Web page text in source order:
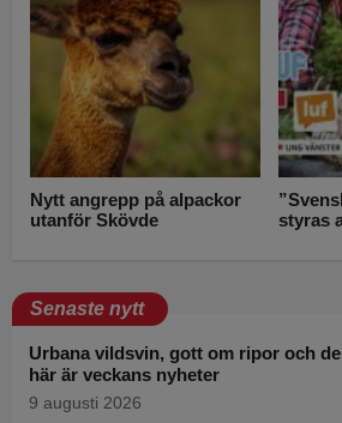
Nytt angrepp på alpackor
utanför Skövde
styras
Senaste nytt
Urbana vildsvin, gott om ripor och
här är veckans nyheter
9 augusti 2026